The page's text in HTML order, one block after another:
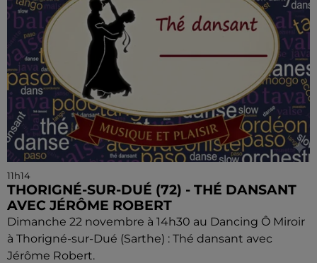
11h14
THORIGNÉ-SUR-DUÉ (72) - THÉ DANSANT
AVEC JÉRÔME ROBERT
Dimanche 22 novembre à 14h30 au Dancing Ô Miroir
à Thorigné-sur-Dué (Sarthe) : Thé dansant avec
Jérôme Robert.